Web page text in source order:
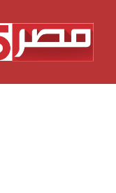
المحتوى